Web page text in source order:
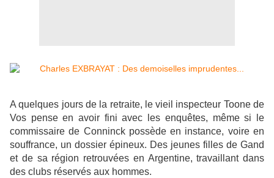
A quelques jours de la retraite, le vieil inspecteur Toone de
Vos pense en avoir fini avec les enquêtes, même si le
commissaire de Conninck possède en instance, voire en
souffrance, un dossier épineux. Des jeunes filles de Gand
et de sa région retrouvées en Argentine, travaillant dans
des clubs réservés aux hommes.